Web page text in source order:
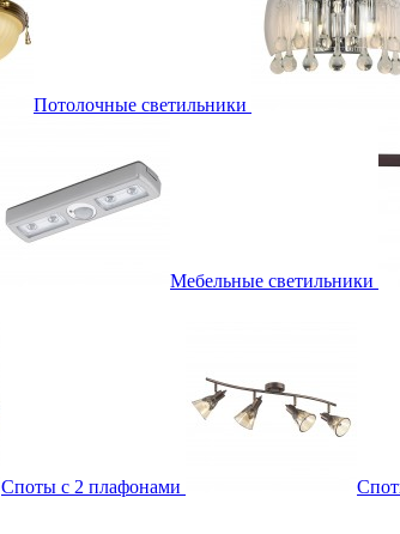
Потолочные светильники
Мебельные светильники
Споты с 2 плафонами